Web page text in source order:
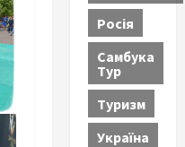
Росія
Самбука
Тур
Туризм
Україна